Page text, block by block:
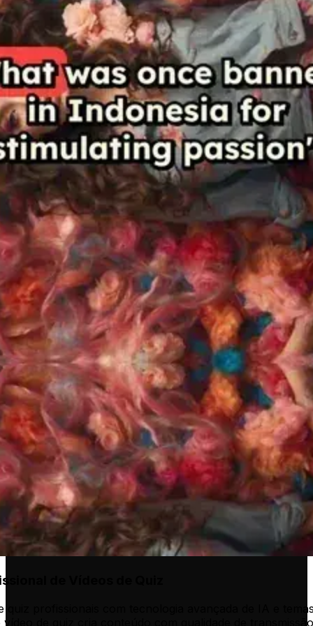
de Vídeos de Quiz
quiz profissionais com tecnologia avançada de IA e
de quiz cria conteúdo com qualidade de